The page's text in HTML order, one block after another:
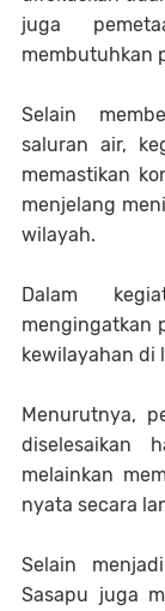
juga
membutuhkan
Selain
saluran air,
memastikan
menjelang
wilayah.
Dalam
mengingatkan
kewilayahan di
Menurutnya,
diselesaikan
melainkan
nyata secara
Selain
Sasapu juga